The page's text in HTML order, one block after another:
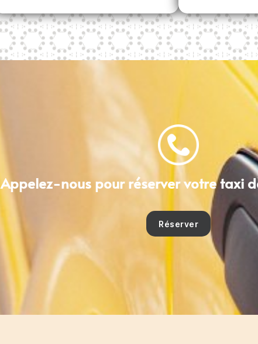
Appelez-nous pour réserver votre taxi
Réserver